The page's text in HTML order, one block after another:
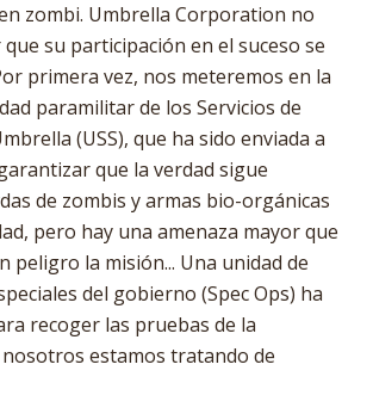
zombi. Umbrella Corporation no
su participación en el suceso se
primera vez, nos meteremos en la
paramilitar de los Servicios de
(USS), que ha sido enviada a
que la verdad sigue
de zombis y armas bio-orgánicas
pero hay una amenaza mayor que
peligro la misión... Una unidad de
del gobierno (Spec Ops) ha
recoger las pruebas de la
estamos tratando de